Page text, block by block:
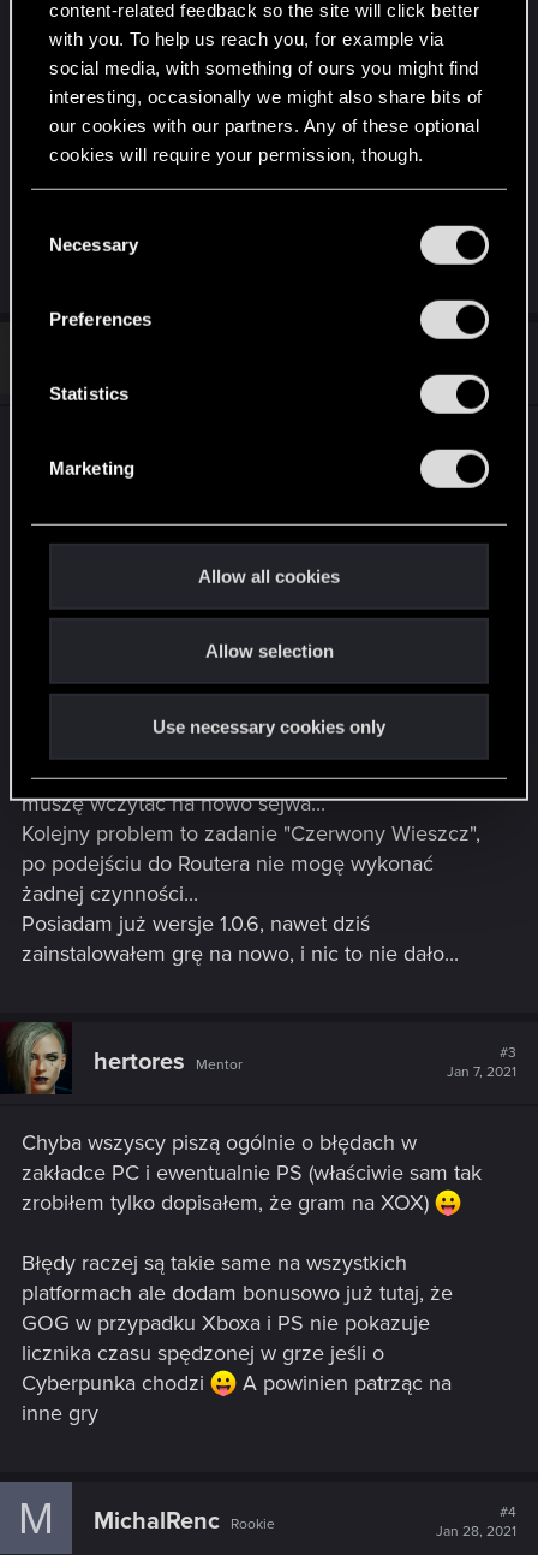
content-related feedback so the site will click better
with you. To help us reach you, for example via
social media, with something of ours you might find
interesting, occasionally we might also share bits of
our cookies with our partners. Any of these optional
cookies will require your permission, though.
and tweak your preferences regarding them in the
Necessary
Preferences
Statistics
Marketing
Allow all cookies
Allow selection
Use necessary cookies only
Nie wiem kto tam od was zajmował się
projektowaniem Panam ale miał chyba jakieś braki
dziewczyna rozprasza i ciężko jest się skupić
na misji, ale to akurat nie jest błąd więc niczego
a
c
o
n
Dec 24, 2020
ukończeniem zadań. Po rozpoczęciu misji "skóra,
Revere Courier Services, dalej mam komunikat
"Udaj się do placówki Revere Courier Services",
nie pisze gdzie się mam udać i co mam zrobić,
mimo iż na filmach u Youtuberów można
zobaczyć inny komunikat, "odblokuj furgonetkę
używając do tego głównego komputera", u mnie
tego niema, a po podpięciu się do tego
komputera, nie można wykonać żadnej czynności,
nawet nie można z tego wyjść, w tym momencie
muszę wczytać na nowo sejwa...
Kolejny problem to zadanie "Czerwony Wieszcz",
po podejściu do Routera nie mogę wykonać
żadnej czynności...
Posiadam już wersje 1.0.6, nawet dziś
zainstalowałem grę na nowo, i nic to nie dało...
hertores Mentor
#3
Jan 7, 2021
Chyba wszyscy piszą ogólnie o błędach w
zakładce PC i ewentualnie PS (właściwie sam tak
zrobiłem tylko dopisałem, że gram na XOX)
Błędy raczej są takie same na wszystkich
platformach ale dodam bonusowo już tutaj, że
GOG w przypadku Xboxa i PS nie pokazuje
licznika czasu spędzonej w grze jeśli o
Cyberpunka chodzi
A powinien patrząc na
inne gry
M MichalRenc Rookie
#4
Jan 28, 2021